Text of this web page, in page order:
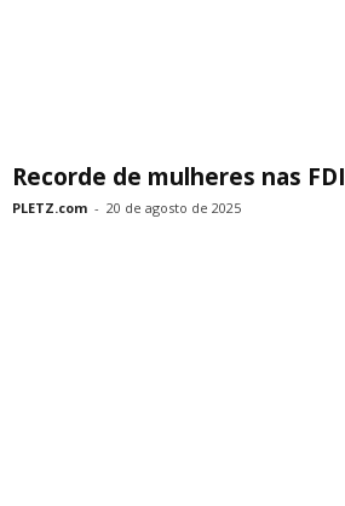
Recorde de mulheres nas FDI
PLETZ.com - 20 de agosto de 2025